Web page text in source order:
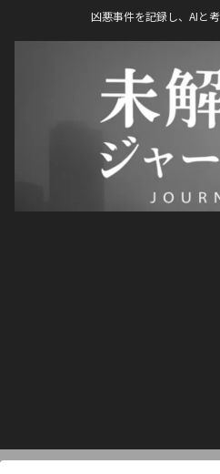
凶悪事件を記録し、AIと